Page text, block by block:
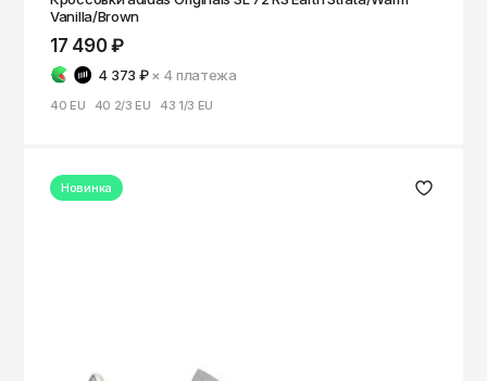
Vanilla/Brown
17 490 ₽
4 373 ₽ × 4платежа
40 EU 40 2/3 EU 43 1/3 EU
Новинка